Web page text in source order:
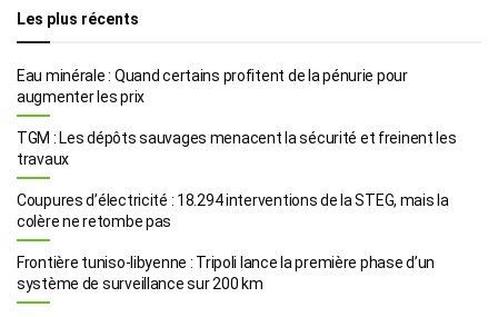
Les plus récents
Eau minérale : Quand certains profitent de la pénurie pour
augmenter les prix
TGM : Les dépôts sauvages menacent la sécurité et freinent les
travaux
Coupures d’électricité : 18.294 interventions de la STEG, mais la
colère ne retombe pas
Frontière tuniso-libyenne : Tripoli lance la première phase d’un
système de surveillance sur 200 km